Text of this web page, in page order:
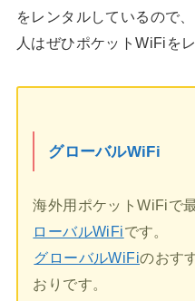
をレンタルしているので
人はぜひポケットWiFiを
グローバルWiFi
海外用ポケットWiFiで
ローバルWiFiです。
グローバルWiFiのおす
おりです。